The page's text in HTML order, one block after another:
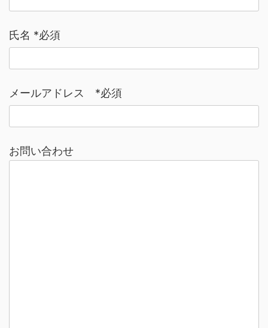
氏名 *必須
メールアドレス *必須
お問い合わせ